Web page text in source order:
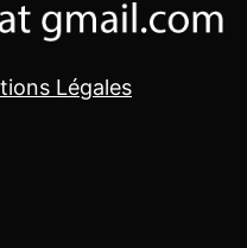
Légales